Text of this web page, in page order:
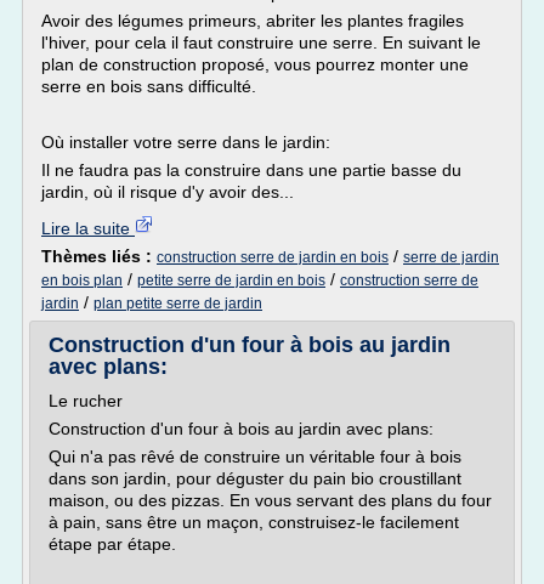
Avoir des légumes primeurs, abriter les plantes fragiles
l'hiver, pour cela il faut construire une serre. En suivant le
plan de construction proposé, vous pourrez monter une
serre en bois sans difficulté.
Où installer votre serre dans le jardin:
Il ne faudra pas la construire dans une partie basse du
jardin, où il risque d'y avoir des...
Lire la suite
Thèmes liés : construction serre de jardin en bois / serre de jardin
en bois plan / petite serre de jardin en bois / construction serre de
jardin / plan petite serre de jardin
Construction d'un four à bois au jardin
avec plans:
Le rucher
Construction d'un four à bois au jardin avec plans:
Qui n'a pas rêvé de construire un véritable four à bois
dans son jardin, pour déguster du pain bio croustillant
maison, ou des pizzas. En vous servant des plans du four
à pain, sans être un maçon, construisez-le facilement
étape par étape.